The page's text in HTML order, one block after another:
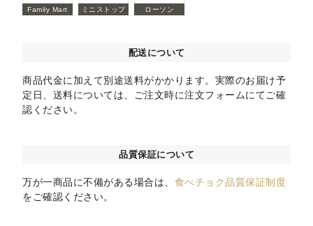
Family Mart ミニストップ ローソン
配送について
商品代金に加えて別途送料がかかります。実際のお届け予
定日、送料については、ご注文時に注文フォームにてご確
認ください。
品質保証について
万が一商品に不備がある場合は、 食べチョク品質保証制度
をご確認ください。